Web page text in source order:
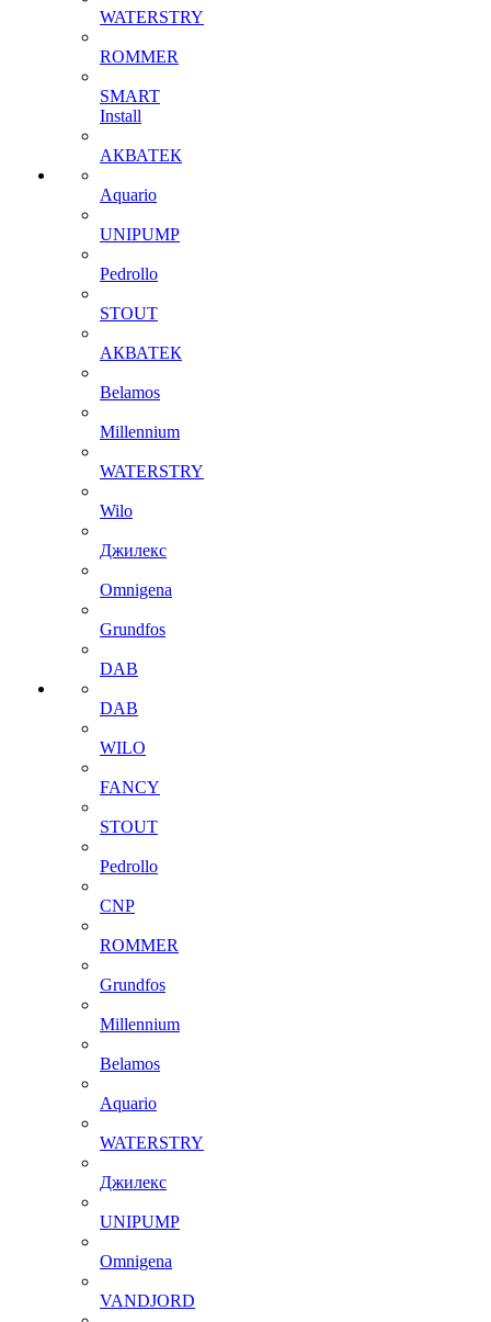
WATERSTRY
ROMMER
SMART
Install
АКВАТЕК
Aquario
UNIPUMP
Pedrollo
STOUT
АКВАТЕК
Belamos
Millennium
WATERSTRY
Wilo
Джилекс
Omnigena
Grundfos
DAB
DAB
WILO
FANCY
STOUT
Pedrollo
CNP
ROMMER
Grundfos
Millennium
Belamos
Aquario
WATERSTRY
Джилекс
UNIPUMP
Omnigena
VANDJORD